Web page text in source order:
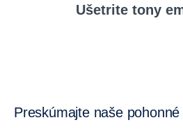
Ušetrite tony
Preskúmajte naše